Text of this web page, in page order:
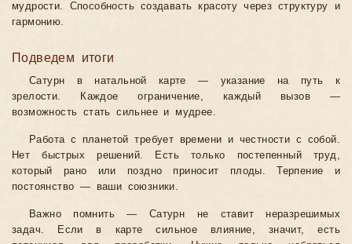
мудрости. Способность создавать красоту через структуру и
гармонию.
Подведем итоги
Сатурн в натальной карте — указание на путь к
зрелости. Каждое ограничение, каждый вызов —
возможность стать сильнее и мудрее.
Работа с планетой требует времени и честности с собой.
Нет быстрых решений. Есть только постепенный труд,
который рано или поздно приносит плоды. Терпение и
постоянство — ваши союзники.
Важно помнить — Сатурн не ставит неразрешимых
задач. Если в карте сильное влияние, значит, есть